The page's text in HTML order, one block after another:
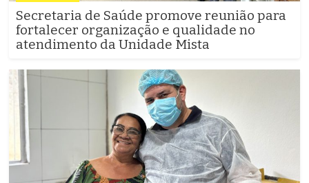
Secretaria de Saúde promove reunião para
fortalecer organização e qualidade no
atendimento da Unidade Mista